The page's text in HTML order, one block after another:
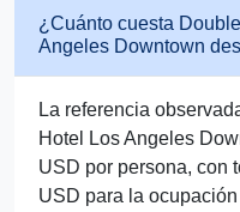
¿Cuánto cuesta
Angeles Downtown
La referencia
Hotel Los Angeles
USD por persona, con
USD para la